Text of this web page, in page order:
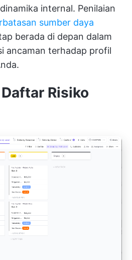
internal. Penilaian
sumber daya
berada di depan dalam
ancaman terhadap profil
Risiko